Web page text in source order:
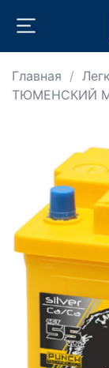
Главная
ТЮМЕНСКИЙ